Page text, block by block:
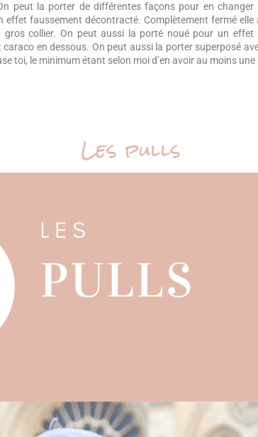
peut la porter de différentes façons pour en changer
effet faussement décontracté. Complètement fermé
gros collier. On peut aussi la porté noué pour un
en dessous. On peut aussi la porter superposé
toi, le minimum étant selon moi d’en avoir au moins une
Les pulls